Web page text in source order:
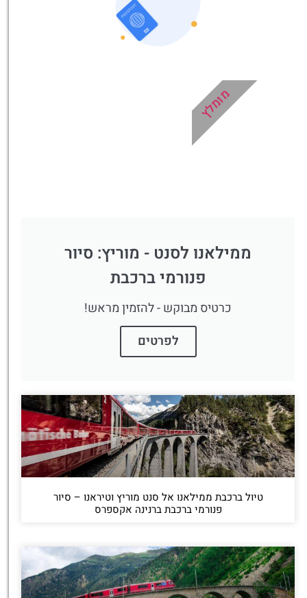
ממילאנו לסנט - מוריץ: סיור
פנורמי ברכבת
כרטיס מבוקש - להזמין מראש!
לפרטים
מומלץ
טיול ברכבת ממילאנו אל סנט מוריץ וטיראנו – סיור
פנורמי ברכבת ברנינה אקספרס